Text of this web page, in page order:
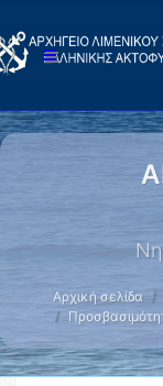
Αρχική σελίδα